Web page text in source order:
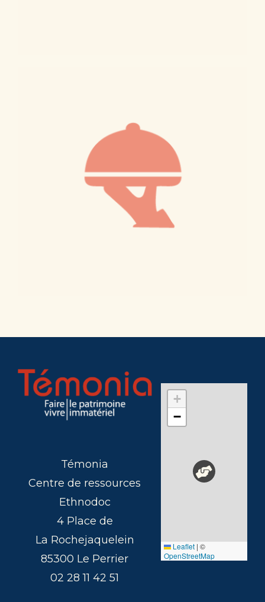
Témonia
Centre de ressources
Ethnodoc
4 Place de
La Rochejaquelein
85300 Le Perrier
02 28 11 42 51
+
−
Leaflet | ©
OpenStreetMap